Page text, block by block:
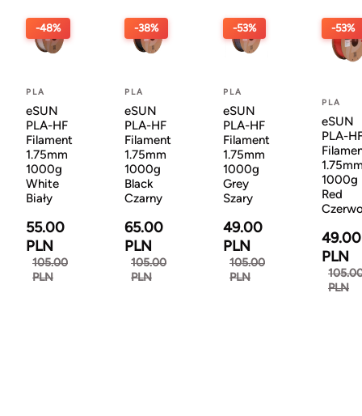
-48%
PLA
eSUN
PLA-HF
Filament
1.75mm
1000g
White
Biały
55.00
PLN
105.00
PLN
-38%
PLA
eSUN
PLA-HF
Filament
1.75mm
1000g
Black
Czarny
65.00
PLN
105.00
PLN
-53%
PLA
eSUN
PLA-HF
Filament
1.75mm
1000g
Grey
Szary
49.00
PLN
105.00
PLN
-53%
PLA
eSUN
PLA-
1000g
Red
49.00
PLN
PLN